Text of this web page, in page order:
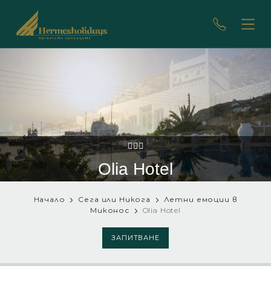
Olia Hotel
Начало Сега или Никога
Летни емоции в
Миконос
Olia Hotel
ЗАПИТВАНЕ